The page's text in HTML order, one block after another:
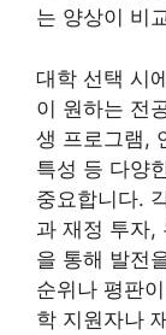
는 양상이 비
대학 선택 시
이 원하는 전
생 프로그램,
특성 등 다양
중요합니다.
과 재정 투자,
을 통해 발전
순위나 평판
학 지원자나